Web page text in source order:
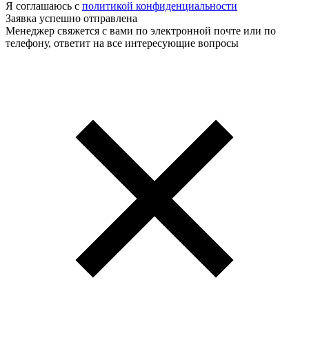
Я соглашаюсь с политикой конфиденциальности
Заявка успешно отправлена
Менеджер свяжется с вами по электронной почте или по
телефону, ответит на все интересующие вопросы